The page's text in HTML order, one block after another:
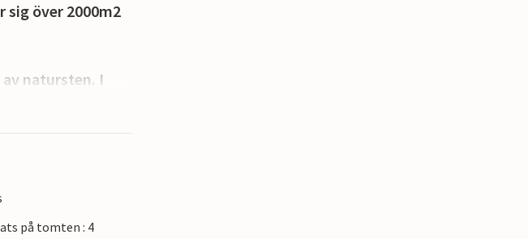
sig över 2000m2
natursten. I
för att
med
vackra
på tomten : 4